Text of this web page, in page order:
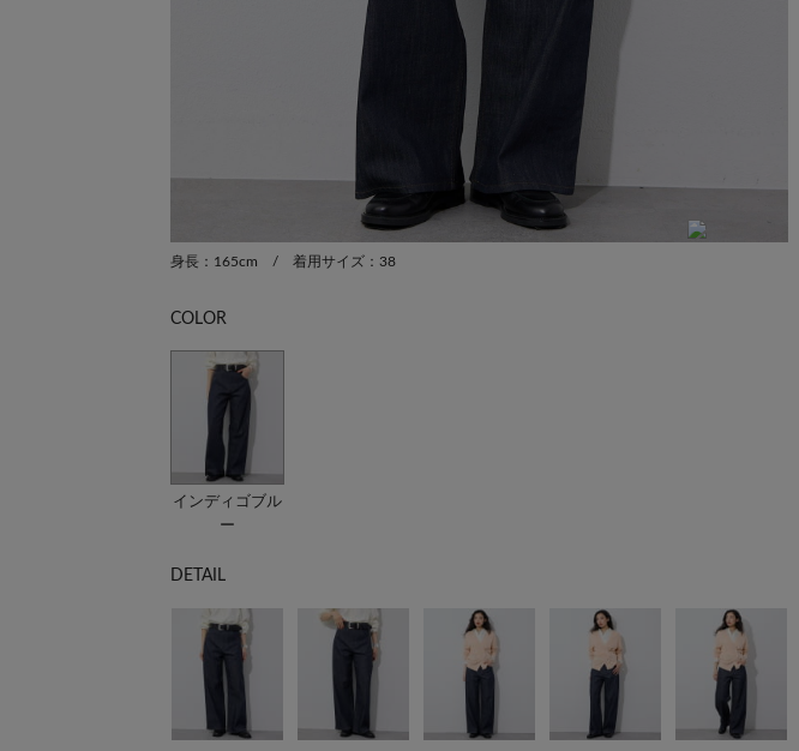
身長：165cm / 着用サイズ：38
COLOR
インディゴブル
ー
DETAIL